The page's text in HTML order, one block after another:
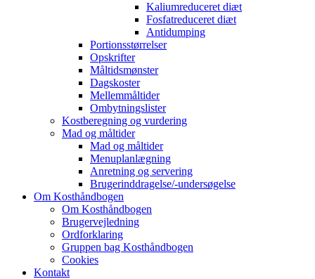
Kaliumreduceret diæt
Fosfatreduceret diæt
Antidumping
Portionsstørrelser
Opskrifter
Måltidsmønster
Dagskoster
Mellemmåltider
Ombytningslister
Kostberegning og vurdering
Mad og måltider
Mad og måltider
Menuplanlægning
Anretning og servering
Brugerinddragelse/-undersøgelse
Om Kosthåndbogen
Om Kosthåndbogen
Brugervejledning
Ordforklaring
Gruppen bag Kosthåndbogen
Cookies
Kontakt